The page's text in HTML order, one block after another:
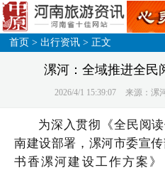
首页 >出行资讯 > 正文
漯河：全域推进全民
2026/4/1 15:39:07 来源：漯
为深入贯彻《全民阅
南建设部署，漯河市委宣
书香漯河建设工作方案